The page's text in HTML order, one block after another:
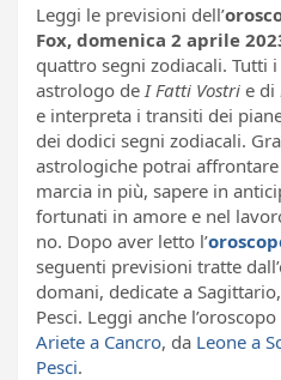
Leggi le previsioni dell’
Fox, domenica 2 aprile
quattro segni zodiacali. Tutti
astrologo de I Fatti Vostri e di
e interpreta i transiti dei
dei dodici segni zodiacali.
astrologiche potrai
marcia in più, sapere in
fortunati in amore e nel
no. Dopo aver letto l’
seguenti previsioni tratte
domani, dedicate a
Pesci. Leggi anche
Ariete a Cancro, da Leone a
Pesci.